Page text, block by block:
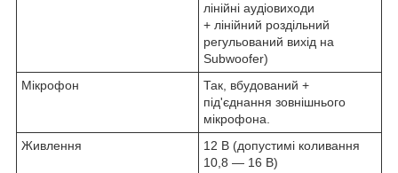
лінійні аудіовиходи
+ лінійний роздільний
регульований вихід на
Subwoofer)
Мікрофон
Так, вбудований +
під'єднання зовнішнього
мікрофона.
Живлення
12 В (допустимі коливання
10,8 — 16 В)